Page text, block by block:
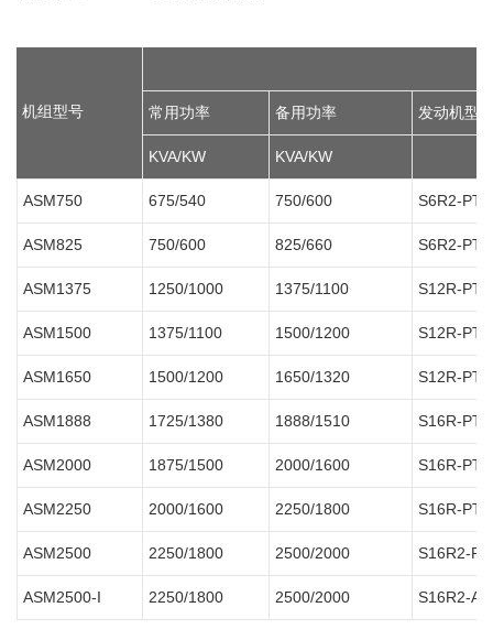
机组型号 常用功率 备用功率 发动机型
KVA/KW KVA/KW
ASM750 675/540 750/600 S6R2-
ASM825 750/600 825/660 S6R2-
ASM1375 1250/1000 1375/1100 S12R-
ASM1500 1375/1100 1500/1200 S12R-
ASM1650 1500/1200 1650/1320 S12R-
ASM1888 1725/1380 1888/1510 S16R-
ASM2000 1875/1500 2000/1600 S16R-
ASM2250 2000/1600 2250/1800 S16R-
ASM2500 2250/1800 2500/2000 S16R2-
ASM2500-I 2250/1800 2500/2000 S16R2-